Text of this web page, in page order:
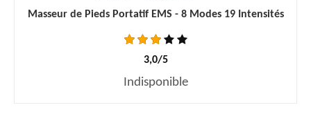
Masseur de Pieds Portatif EMS - 8 Modes 19 Intensités
3,0/5
Indisponible